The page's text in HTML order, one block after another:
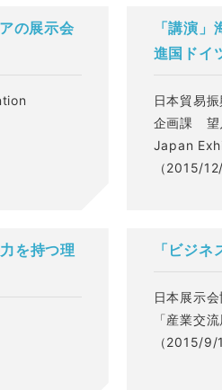
の展示会
「講演
進国ドイ
日本貿易振
企画課
Japan
（2015/
を持つ理
「ビジ
日本展示
「産業交
（2015/9/